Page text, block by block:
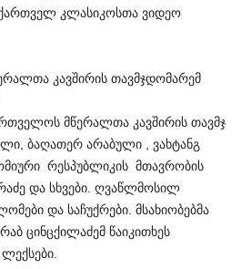
ქართველ კლასიკოსთა ვიდეო
კავშირის თავმჯდომარემ
მწერალთა კავშირის თავმჯ
ბაღათერ არაბული , ვახტანგ
რესპუბლიკის მთავრობის
და სხვები. ღვაწლმოსილ
და საჩუქრები. მსახიობებმა
ცინცქილაძემ წაიკითხეს